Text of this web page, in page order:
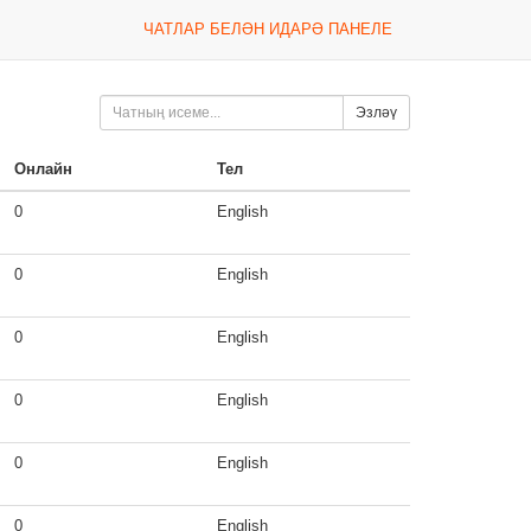
ЧАТЛАР БЕЛӘН ИДАРӘ ПАНЕЛЕ
Эзләү
Онлайн Тел
0 English
0 English
0 English
0 English
0 English
0 English